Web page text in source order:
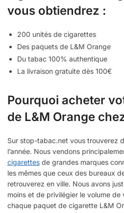
vous obtiendrez :
200 unités de cigarettes
Des paquets de L&M Orange
Du tabac 100% authentique
La livraison gratuite dès 100€
Pourquoi acheter
de L&M Orange
Sur stop-tabac.net vous trouverez
l’année. Nous vendons
cigarettes de grandes marques
les mêmes que ceux des bureaux
retrouverez en ville. Nous avons
moins et de privilégier le volume de
chaque paquet de cigarette L&M